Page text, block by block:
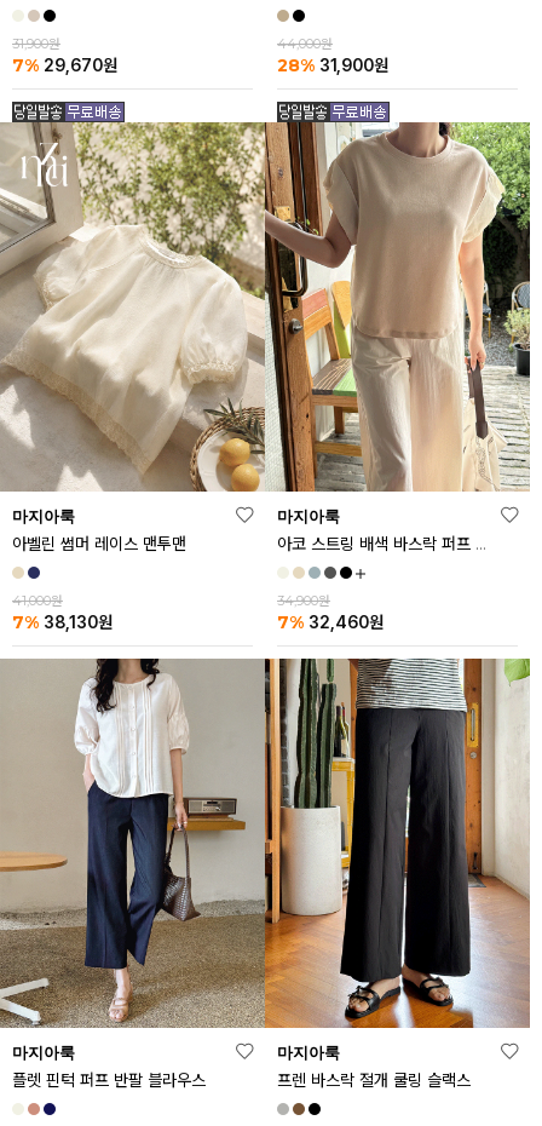
31,900원
7% 29,670원
44,000원
28% 31,900원
마지아룩
아벨린 썸머 레이스 맨투맨
41,000원
7% 38,130원
마지아룩
아코 스트링 배색 바스락 퍼프 반팔티
34,900원
7% 32,460원
마지아룩
플렛 핀턱 퍼프 반팔 블라우스
마지아룩
프렌 바스락 절개 쿨링 슬랙스